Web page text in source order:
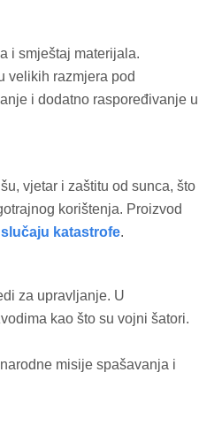
i smještaj materijala.
velikih razmjera pod
i dodatno raspoređivanje u
vjetar i zaštitu od sunca, što
korištenja. Proizvod
katastrofe.
za upravljanje. U
kao što su vojni šatori.
misije spašavanja i